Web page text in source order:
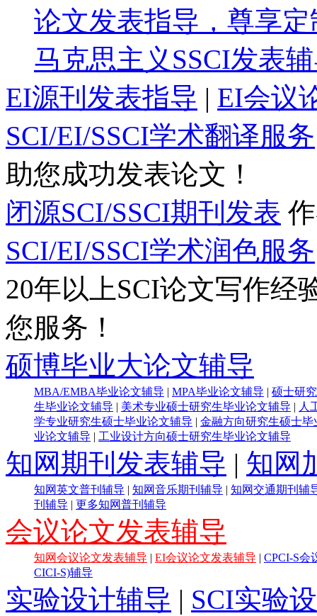
论文发表指导，尊享
马克思主义SSCI发表
EI源刊发表指导 | EI会议
SCI/EI/SSCI学术翻译服务
助您成功发表论文！
闭源SCI/SSCI期刊发表
SCI/EI/SSCI学术润色服务
20年以上SCI论文写作经
您服务！
硕博毕业大论文辅导
MBA/EMBA毕业论文辅导 MPA毕业论文辅导
硕士研
生毕业论文辅导
美术专业硕士研究生毕业论文辅导
人
学专业研究生硕士毕业论文辅导
金融方向研究生硕士毕
业论文辅导
工业设计方向硕士研究生毕业论文辅导
知网期刊发表辅导 | 知网
知网英文普刊辅导 知网音乐期刊辅导
知网交通期刊辅
刊辅导
更多知网普刊辅导
会议论文发表辅导
知网会议论文发表辅导 EI会议论文发表辅导
CPCI-S会
CICI-S)辅导
实验设计辅导 | SCI实验